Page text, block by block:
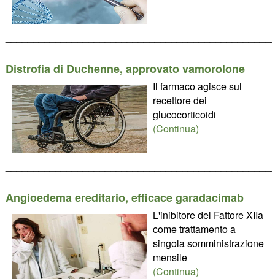
Distrofia di Duchenne, approvato vamorolone
Il farmaco agisce sul
recettore dei
glucocorticoidi
(Continua)
Angioedema ereditario, efficace garadacimab
L'inibitore del Fattore XIIa
come trattamento a
singola somministrazione
mensile
(Continua)